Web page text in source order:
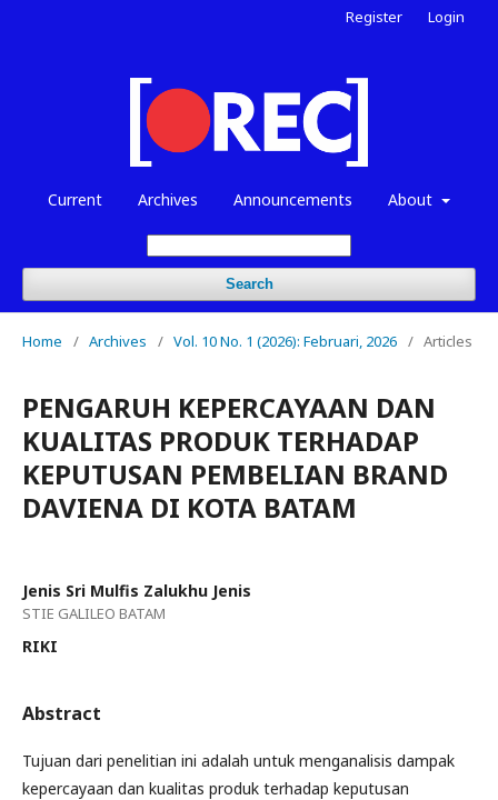
Current Archives Announcements About
Search
Register Login
Home / Archives / Vol. 10 No. 1 (2026): Februari, 2026 / Articles
PENGARUH KEPERCAYAAN DAN
KUALITAS PRODUK TERHADAP
KEPUTUSAN PEMBELIAN BRAND
DAVIENA DI KOTA BATAM
Jenis Sri Mulfis Zalukhu Jenis
STIE GALILEO BATAM
RIKI
Abstract
Tujuan dari penelitian ini adalah untuk menganalisis dampak
kepercayaan dan kualitas produk terhadap keputusan